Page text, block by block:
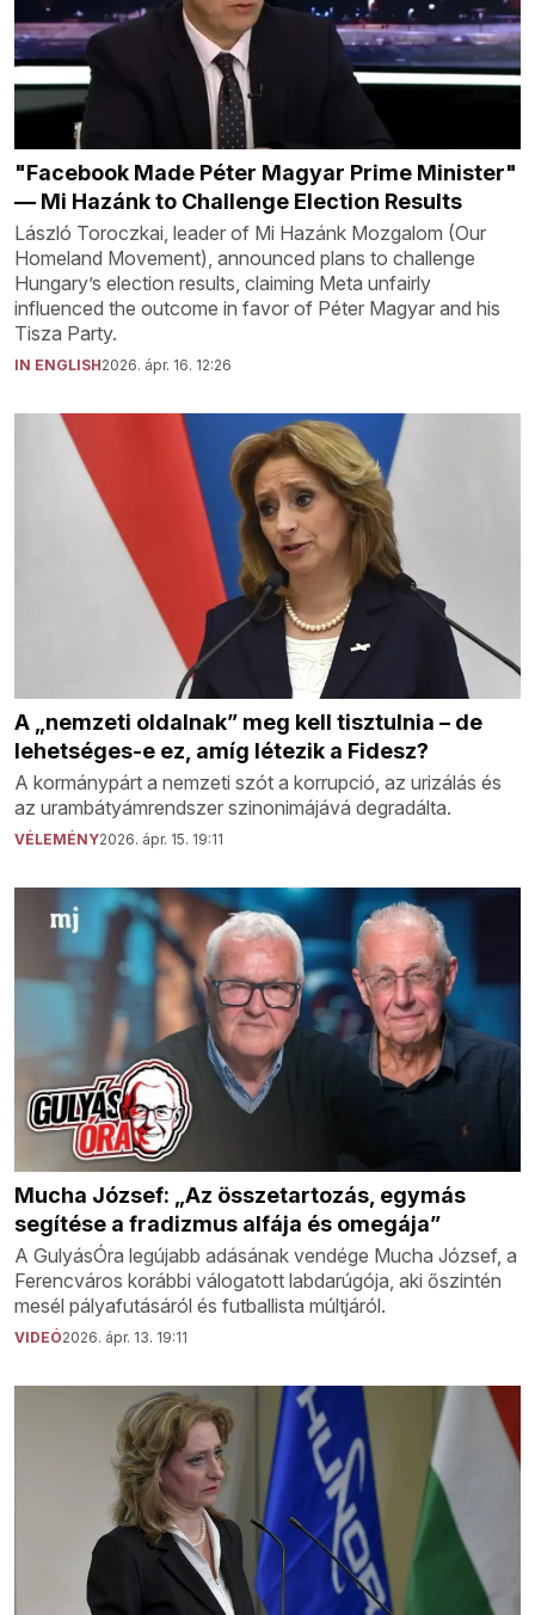
"Facebook Made Péter Magyar Prime Minister"
— Mi Hazánk to Challenge Election Results
László Toroczkai, leader of Mi Hazánk Mozgalom (Our
Homeland Movement), announced plans to challenge
Hungary’s election results, claiming Meta unfairly
influenced the outcome in favor of Péter Magyar and his
Tisza Party.
IN ENGLISH2026. ápr. 16. 12:26
A „nemzeti oldalnak” meg kell tisztulnia – de
lehetséges-e ez, amíg létezik a Fidesz?
A kormánypárt a nemzeti szót a korrupció, az urizálás és
az urambátyámrendszer szinonimájává degradálta.
VÉLEMÉNY2026. ápr. 15. 19:11
Mucha József: „Az összetartozás, egymás
segítése a fradizmus alfája és omegája”
A GulyásÓra legújabb adásának vendége Mucha József, a
Ferencváros korábbi válogatott labdarúgója, aki őszintén
mesél pályafutásáról és futballista múltjáról.
VIDEÓ2026. ápr. 13. 19:11